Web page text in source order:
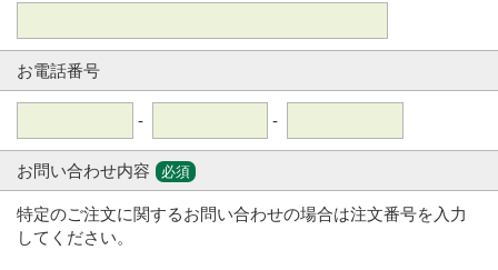
お電話番号
- -
お問い合わせ内容 必須
特定のご注文に関するお問い合わせの場合は注文番号を入力
してください。